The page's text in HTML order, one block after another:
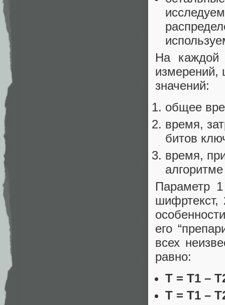
На каждой
измерений,
значений:
общее
время,
битов
время,
алгоритме
Параметр
шифртекст,
его
всех
равно:
T = T1 –
T = T1 –